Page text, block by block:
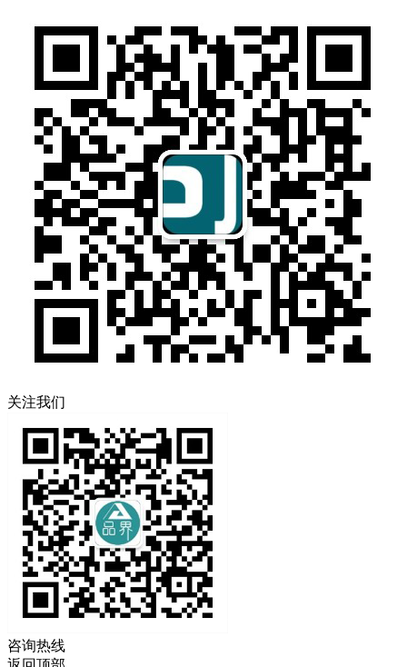
关注我们
咨询热线